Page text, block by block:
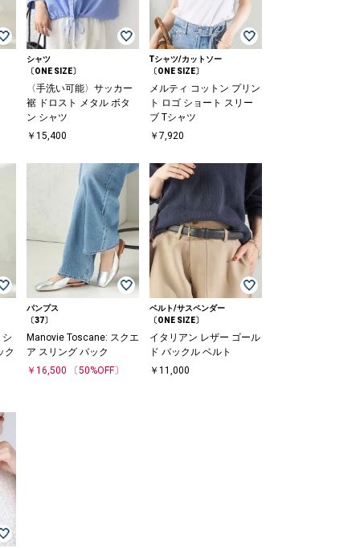
シャツ
〔ONE SIZE〕
〈手洗い可能〉サッカー
裾 ドロスト メタル ボタ
ン シャツ
￥15,400
Tシャツ/カットソー
〔ONE SIZE〕
メルティ コットン プリン
ト ロゴ ショート スリー
ブ Tシャツ
￥7,920
シ
ク
パンプス
〔37〕
Manovie Toscane: スクエ
ア スリング バック
￥16,500
〔50%OFF〕
ベルト/サスペンダー
〔ONE SIZE〕
イタリアン レザー ゴール
ド バックル ベルト
￥11,000